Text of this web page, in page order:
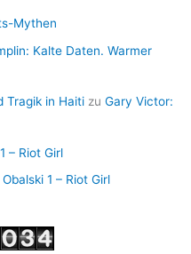
Mythen
Kalte Daten. Warmer
Tragik in Haiti zu Gary Victor:
– Riot Girl
1 – Riot Girl